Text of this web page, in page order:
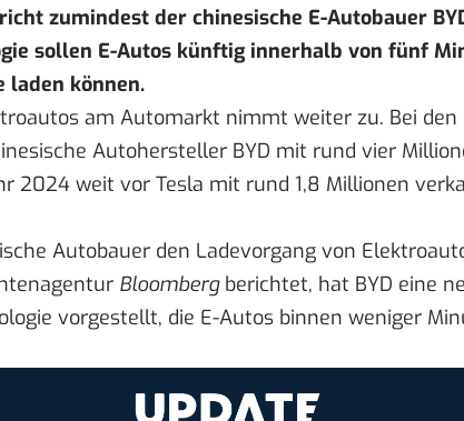
zumindest der chinesische E-Autobauer
sollen E-Autos künftig innerhalb von fünf
laden können.
am Automarkt nimmt weiter zu. Bei
Autohersteller BYD mit rund vier
2024 weit vor Tesla mit rund 1,8 Millionen
Autobauer den Ladevorgang von
Bloombergberichtet, hat BYD eine
vorgestellt, die E-Autos binnen weniger